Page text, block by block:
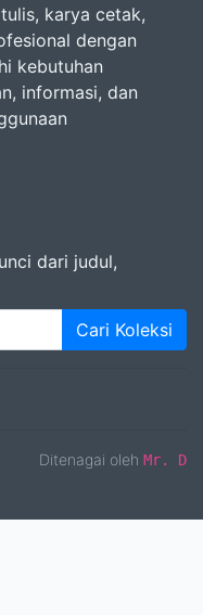
karya cetak,
dengan
kebutuhan
informasi, dan
dari judul,
Cari Koleksi
Ditenagai oleh Mr. D